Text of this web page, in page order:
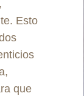
Esto
que